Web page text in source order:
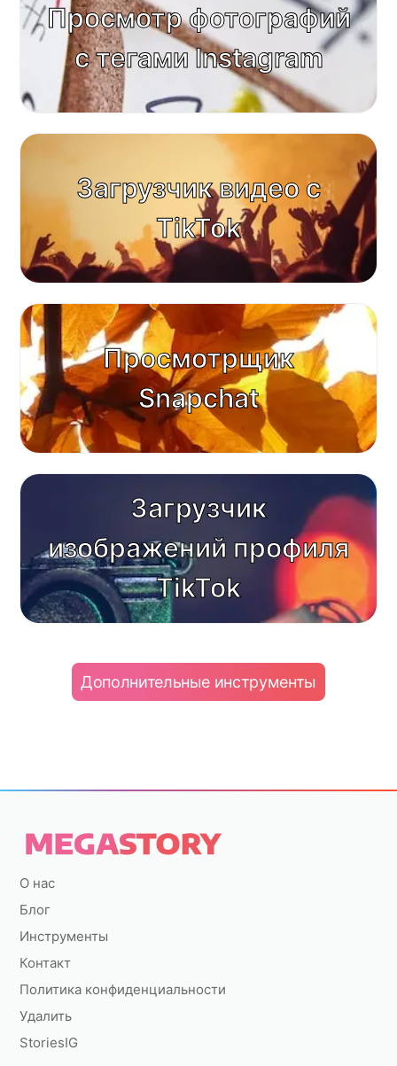
Просмотр фотографий
с тегами Instagram
Загрузчик видео с
TikTok
Просмотрщик
Snapchat
Загрузчик
изображений профиля
TikTok
Дополнительные инструменты
О нас
Блог
Инструменты
Контакт
Политика конфиденциальности
Удалить
StoriesIG